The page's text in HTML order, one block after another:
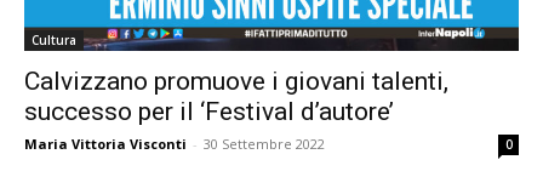
Cultura
Calvizzano promuove i giovani talenti,
successo per il ‘Festival d’autore’
Maria Vittoria Visconti - 30 Settembre 2022 0